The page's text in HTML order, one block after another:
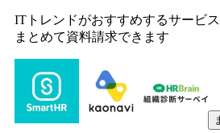
ITトレンドがおすすめするサービ
まとめて資料請求できます